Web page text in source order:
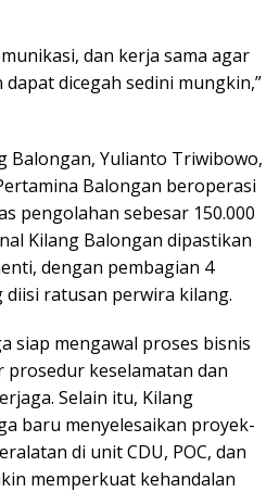
dan kerja sama agar
dicegah sedini mungkin,”
Balongan, Yulianto Triwibowo,
Balongan beroperasi
pengolahan sebesar 150.000
Kilang Balongan dipastikan
dengan pembagian 4
ratusan perwira kilang.
siap mengawal proses bisnis
prosedur keselamatan dan
Selain itu, Kilang
baru menyelesaikan proyek-
di unit CDU, POC, dan
memperkuat kehandalan